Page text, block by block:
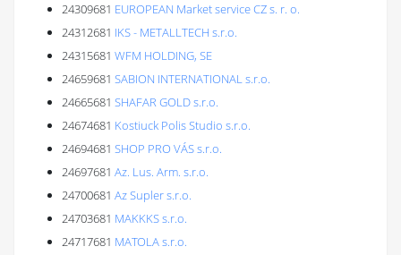
24309681 EUROPEAN Market service CZ s. r. o.
24312681 IKS - METALLTECH s.r.o.
24315681 WFM HOLDING, SE
24659681 SABION INTERNATIONAL s.r.o.
24665681 SHAFAR GOLD s.r.o.
24674681 Kostiuck Polis Studio s.r.o.
24694681 SHOP PRO VÁS s.r.o.
24697681 Az. Lus. Arm. s.r.o.
24700681 Az Supler s.r.o.
24703681 MAKKKS s.r.o.
24717681 MATOLA s.r.o.